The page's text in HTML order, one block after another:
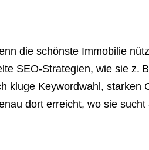
die schönste Immobilie
SEO-Strategien, wie sie z.
kluge Keywordwahl, starken
dort erreicht, wo sie sucht